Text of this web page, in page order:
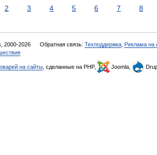
2 3 4 5 6 7 8
2000-2026 Обратная связь: Техподдержка Реклама на
на сайты , сделанные на PHP, Joomla,